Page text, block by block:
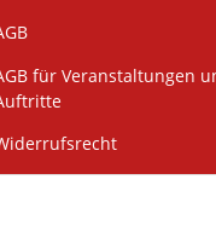
für Veranstaltungen